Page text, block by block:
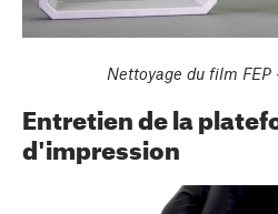
Nettoyage du film FEP
Entretien de la
d'impression